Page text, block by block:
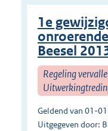
1e
Beesel
Regeling
Geldend van 01-
Uitgegeven door: